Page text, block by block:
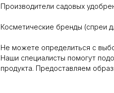
Производители садовых
Косметические бренды (спреи
Не можете определиться с
Наши специалисты помогут
продукта. Предоставляем